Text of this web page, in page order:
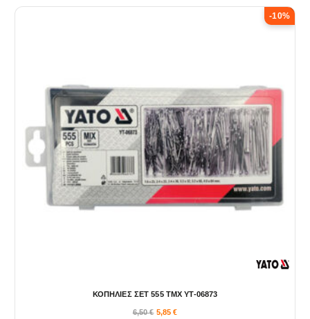
-10%
ΚΟΠΗΛΙΕΣ ΣΕΤ 555 ΤΜΧ YT-06873
6,50€ 5,85€